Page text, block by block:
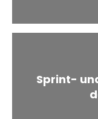
Sprint-